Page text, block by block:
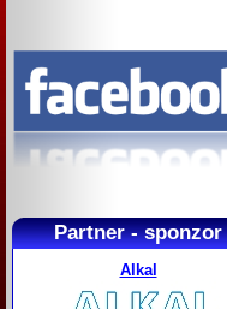
Partner - sponzor
Alkal